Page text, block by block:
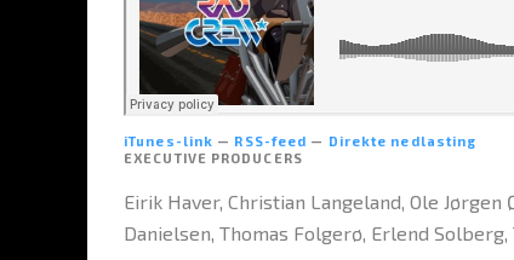
iTunes-link — RSS-feed — Direkte nedlasting
EXECUTIVE PRODUCERS
Eirik Haver, Christian Langeland, Ole
Danielsen, Thomas Folgerø, Erlend